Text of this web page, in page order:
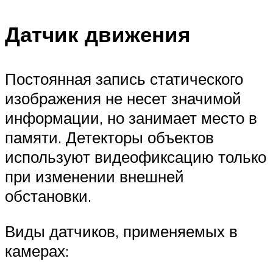
Датчик движения
Постоянная запись статического
изображения не несет значимой
информации, но занимает место в
памяти. Детекторы объектов
используют видеофиксацию только
при изменении внешней
обстановки.
Виды датчиков, применяемых в
камерах: